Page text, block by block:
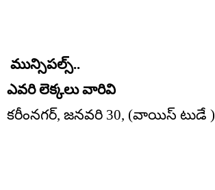
మున్సిపల్స్..
ఎవరి లెక్కలు వారివి
కరీంనగర్, జనవరి 30, (వాయిస్ టుడే )